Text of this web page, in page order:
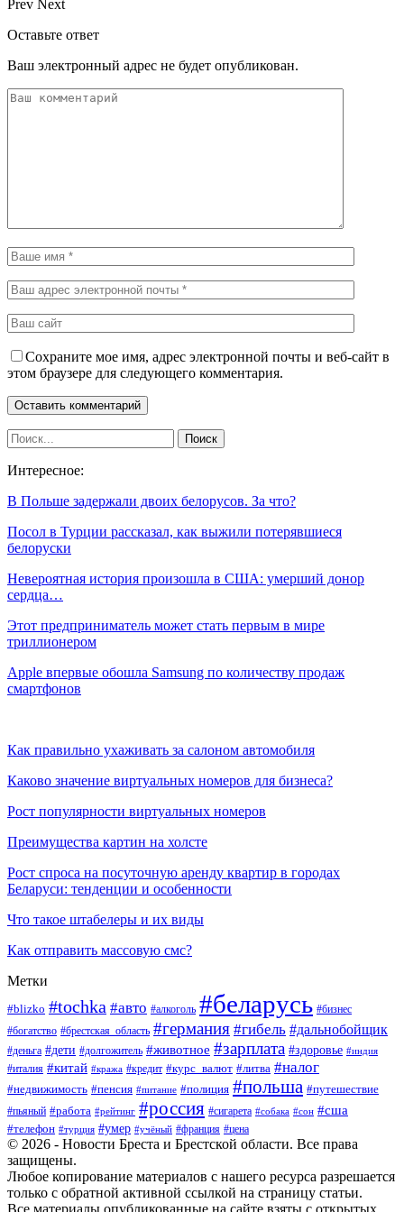
Prev Next
Оставьте ответ
Ваш электронный адрес не будет опубликован.
Сохраните мое имя, адрес электронной почты и веб-сайт в
этом браузере для следующего комментария.
Интересное:
В Польше задержали двоих белорусов. За что?
Посол в Турции рассказал, как выжили потерявшиеся
белоруски
Невероятная история произошла в США: умерший донор
сердца…
Этот предприниматель может стать первым в мире
триллионером
Apple впервые обошла Samsung по количеству продаж
смартфонов
Как правильно ухаживать за салоном автомобиля
Каково значение виртуальных номеров для бизнеса?
Рост популярности виртуальных номеров
Преимущества картин на холсте
Рост спроса на посуточную аренду квартир в городах
Беларуси: тенденции и особенности
Что такое штабелеры и их виды
Как отправить массовую смс?
Метки
#blizko #tochka #авто #алкоголь #беларусь #бизнес
#богатство #брестская_область #германия #гибель #дальнобойщик
#деньга #дети #долгожитель #животное #зарплата #здоровье #индия
#италия #китай #кража #кредит #курс_валют #литва #налог
#недвижимость #пенсия #питание #полиция #польша #путешествие
#пьяный #работа #рейтинг #россия #сигарета #собака #сон #сша
#телефон #турция #умер #учёный #франция #цена
© 2026 - Новости Бреста и Брестской области. Все права
защищены.
Любое копирование материалов с нашего ресурса разрешается
только с обратной активной ссылкой на страницу статьи.
Все материалы опубликованные на сайте взяты с открытых